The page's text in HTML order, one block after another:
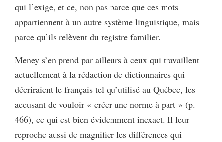
qui l’exige, et ce, non pas parce que ces mots
appartiennent à un autre système linguistique, mais
parce qu’ils relèvent du registre familier.
Meney s’en prend par ailleurs à ceux qui travaillent
actuellement à la rédaction de dictionnaires qui
décriraient le français tel qu’utilisé au Québec, les
accusant de vouloir « créer une norme à part » (p.
466), ce qui est bien évidemment inexact. Il leur
reproche aussi de magnifier les différences qui